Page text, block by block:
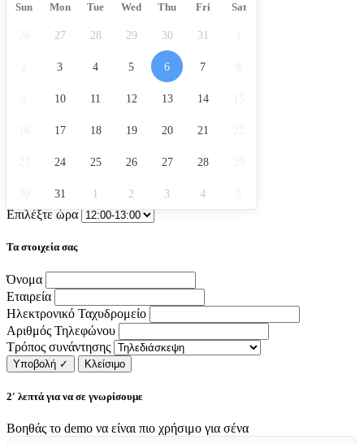
Sun Mon Tue Wed Thu Fri Sat
27 28 29 30 31
3 4 5 6 7
10 11 12 13 14
17 18 19 20 21
24 25 26 27 28
31 1 2 3 4
Επιλέξτε ώρα
Τα στοιχεία σας
Όνομα
Εταιρεία
Ηλεκτρονικό Ταχυδρομείο
Αριθμός Τηλεφώνου
Τρόπος συνάντησης
Υποβολή ✓ Κλείσιμο
2' λεπτά για να σε γνωρίσουμε
Βοηθάς το demo να είναι πιο χρήσιμο για σένα